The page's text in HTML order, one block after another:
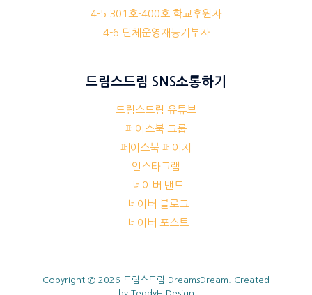
4-5 301호-400호 학교후원자
4-6 단체운영재능기부자
드림스드림 SNS소통하기
드림스드림 유튜브
페이스북 그룹
페이스북 페이지
인스타그램
네이버 밴드
네이버 블로그
네이버 포스트
Copyright © 2026 드림스드림 DreamsDream. Created
by TeddyH Design